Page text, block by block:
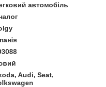
автомобіль
Audi, Seat,